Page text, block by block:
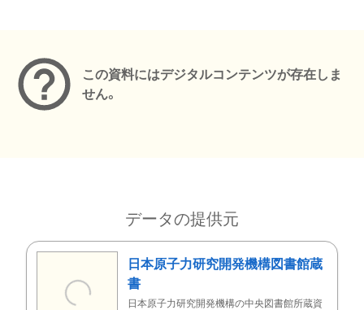
この資料にはデジタルコンテンツが存在しま
せん。
データの提供元
日本原子力研究開発機構図書館蔵
書
日本原子力研究開発機構の中央図書館所蔵資